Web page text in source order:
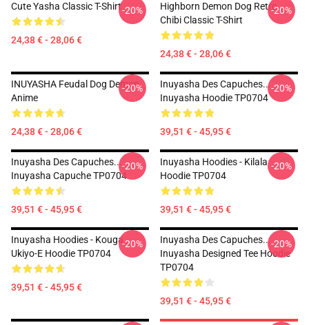
Cute Yasha Classic T-Shirt
24,38 € - 28,06 €
-20%
Highborn Demon Dog Retro
Chibi Classic T-Shirt
24,38 € - 28,06 €
-20%
INUYASHA Feudal Dog Demon
Anime
24,38 € - 28,06 €
-20%
Inuyasha Des Capuches...
Inuyasha Hoodie TP0704
39,51 € - 45,95 €
-20%
Inuyasha Des Capuches...
Inuyasha Capuche TP0704
39,51 € - 45,95 €
-20%
Inuyasha Hoodies - Kilala
Hoodie TP0704
39,51 € - 45,95 €
-20%
Inuyasha Hoodies - Kouga
Ukiyo-E Hoodie TP0704
39,51 € - 45,95 €
-20%
Inuyasha Des Capuches...
Inuyasha Designed Tee Hoodie
TP0704
39,51 € - 45,95 €
-20%